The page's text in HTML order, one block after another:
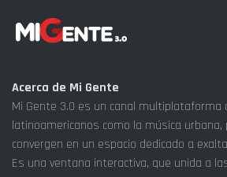
Acerca de Mi Gente
Mi Gente 3.0 es un canal multiplataforma
latinoamericanos como la música urbana,
convergen en un espacio dedicado a
Es una ventana interactiva, que unida a